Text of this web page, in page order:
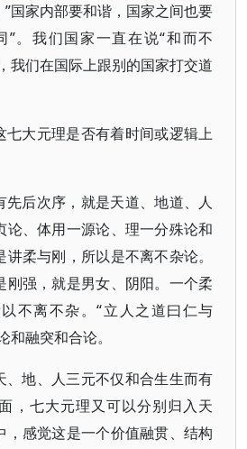
国家内部要和谐，国家之间也要
”。我们国家一直在说“和而不
我们在国际上跟别的国家打交道
七大元理是否有着时间或逻辑上
先后次序，就是天道、地道、人
论、体用一源论、理一分殊论和
柔与刚，所以是不离不杂论。
刚强，就是男女、阴阳。一个柔
不离不杂。“立人之道曰仁与
和融突和合论。
、地、人三元不仅和合生生而有
，七大元理又可以分别归入天
，感觉这是一个价值融贯、结构